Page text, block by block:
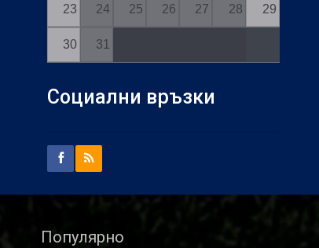
23 24 25 26 27 28 29
30 31
Социални връзки
Популярно